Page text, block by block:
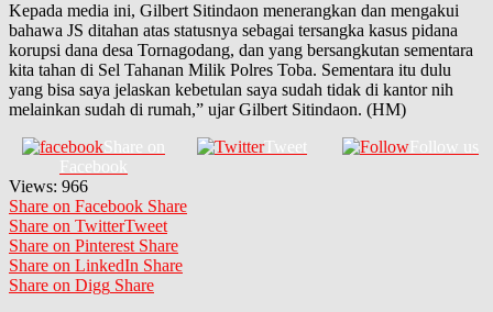
Kepada media ini, Gilbert Sitindaon menerangkan dan mengakui
bahawa JS ditahan atas statusnya sebagai tersangka kasus pidana
korupsi dana desa Tornagodang, dan yang bersangkutan sementara
kita tahan di Sel Tahanan Milik Polres Toba. Sementara itu dulu
yang bisa saya jelaskan kebetulan saya sudah tidak di kantor nih
melainkan sudah di rumah,” ujar Gilbert Sitindaon. (HM)
Share on
Facebook
Tweet Follow us
Views: 966
Share on Facebook Share
Share on TwitterTweet
Share on Pinterest Share
Share on LinkedIn Share
Share on Digg Share